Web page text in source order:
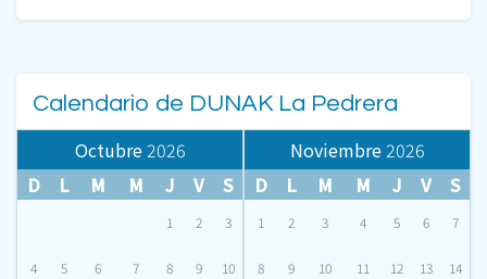
Calendario de DUNAK La Pedrera
Octubre2026
D
L M M J V S
1 2 3
4 5 6 7 8 9 10
Noviembre2026
D
L M M J V S
1 2 3 4 5 6 7
8 9 10 11 12 13 14